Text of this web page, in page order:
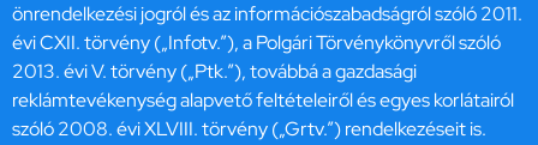
önrendelkezési jogról és az információszabadságról szóló 2011.
évi CXII. törvény („Infotv.”), a Polgári Törvénykönyvről szóló
2013. évi V. törvény („Ptk.”), továbbá a gazdasági
reklámtevékenység alapvető feltételeiről és egyes korlátairól
szóló 2008. évi XLVIII. törvény („Grtv.”) rendelkezéseit is.